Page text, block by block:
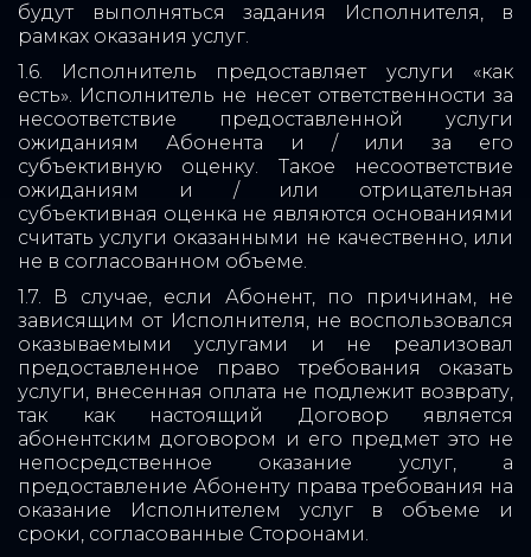
будут выполняться задания Исполнителя, в
рамках оказания услуг.
1.6. Исполнитель предоставляет услуги «как
есть». Исполнитель не несет ответственности за
несоответствие предоставленной услуги
ожиданиям Абонента и / или за его
субъективную оценку. Такое несоответствие
ожиданиям и / или отрицательная
субъективная оценка не являются основаниями
считать услуги оказанными не качественно, или
не в согласованном объеме.
1.7. В случае, если Абонент, по причинам, не
зависящим от Исполнителя, не воспользовался
оказываемыми услугами и не реализовал
предоставленное право требования оказать
услуги, внесенная оплата не подлежит возврату,
так как настоящий Договор является
абонентским договором и его предмет это не
непосредственное оказание услуг, а
предоставление Абоненту права требования на
оказание Исполнителем услуг в объеме и
сроки, согласованные Сторонами.